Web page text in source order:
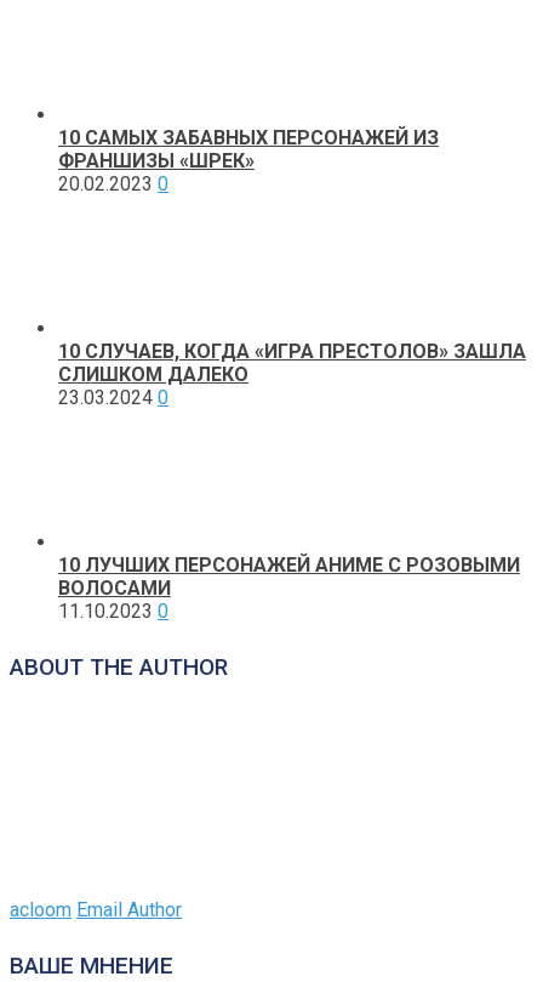
10 САМЫХ ЗАБАВНЫХ ПЕРСОНАЖЕЙ ИЗ
ФРАНШИЗЫ «ШРЕК»
20.02.2023 0
10 СЛУЧАЕВ, КОГДА «ИГРА ПРЕСТОЛОВ» ЗАШЛА
СЛИШКОМ ДАЛЕКО
23.03.2024 0
10 ЛУЧШИХ ПЕРСОНАЖЕЙ АНИМЕ С РОЗОВЫМИ
ВОЛОСАМИ
11.10.2023 0
ABOUT THE AUTHOR
acloom Email Author
ВАШЕ МНЕНИЕ